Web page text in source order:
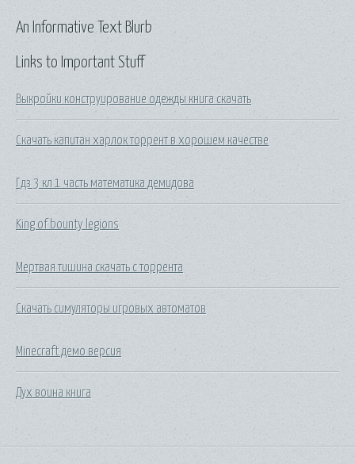
Links to Important Stuff
Выкройки конструирование одежды книга скачать
Скачать капитан харлок торрент в хорошем качестве
Гдз 3 кл 1 часть математика демидова
King of bounty legions
Мертвая тишина скачать с торрента
Скачать симуляторы игровых автоматов
Minecraft демо версия
Дух воина книга
An Informative Text Blurb